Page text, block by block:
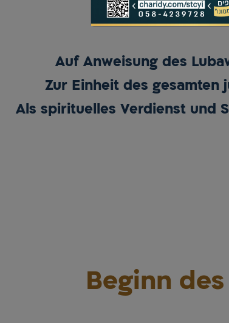
Auf Anweisung des
Zur Einheit des gesamten
Als spirituelles Verdienst und
Beginn